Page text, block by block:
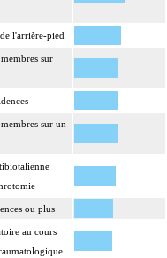
l'arrière-pied
sur
sur un
ou plus
au cours